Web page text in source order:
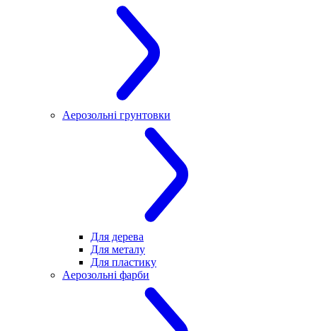
Аерозольні грунтовки
Для дерева
Для металу
Для пластику
Аерозольні фарби